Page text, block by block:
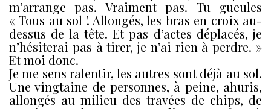
m’arrange pas. Vraiment pas. Tu gueules
« Tous au sol ! Allongés, les bras en croix au-
dessus de la tête. Et pas d’actes déplacés, je
n’hésiterai pas à tirer, je n’ai rien à perdre. »
Et moi donc.
Je me sens ralentir, les autres sont déjà au sol.
Une vingtaine de personnes, à peine, ahuris,
allongés au milieu des travées de chips, de